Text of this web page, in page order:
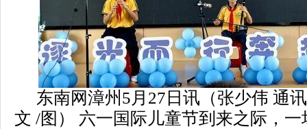
东南网漳州5月27日讯（张少伟 通
文 /图） 六一国际儿童节到来之际，